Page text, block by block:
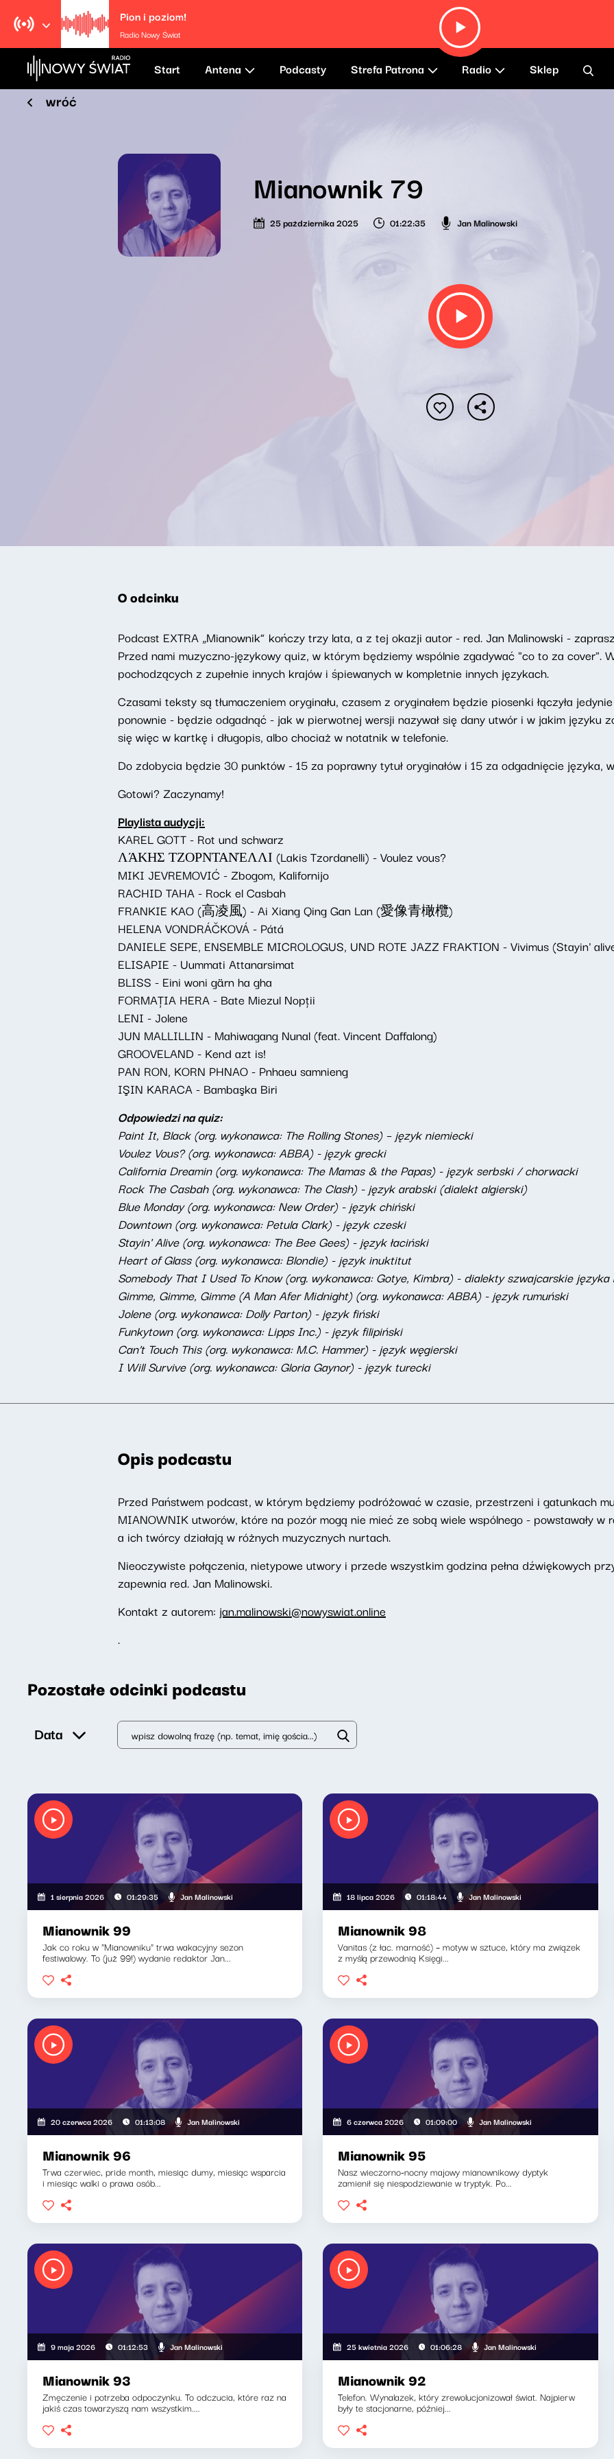
Pion i poziom!
Radio Nowy Świat
Start Antena Podcasty Strefa Patrona Radio Sklep
wróć
Mianownik 79
25 października 2025 01:22:35 Jan Malinowski
O odcinku
Podcast EXTRA „Mianownik” kończy trzy lata, a z tej okazji autor - red. Jan Malinowski -
Przed nami muzyczno-językowy quiz, w którym będziemy wspólnie zgadywać "co to za cover".
pochodzących z zupełnie innych krajów i śpiewanych w kompletnie innych językach.
Czasami teksty są tłumaczeniem oryginału, czasem z oryginałem będzie piosenki łączyła
ponownie - będzie odgadnąć - jak w pierwotnej wersji nazywał się dany utwór i w jakim języku
się więc w kartkę i długopis, albo chociaż w notatnik w telefonie.
Do zdobycia będzie 30 punktów - 15 za poprawny tytuł oryginałów i 15 za odgadnięcie języka,
Gotowi? Zaczynamy!
Playlista audycji:
KAREL GOTT - Rot und schwarz
ΛΆΚΗΣ ΤΖΟΡΝΤΑΝΈΛΛΙ (Lakis Tzordanelli) - Voulez vous?
MIKI JEVREMOVIĆ - Zbogom, Kalifornijo
RACHID TAHA - Rock el Casbah
FRANKIE KAO (高凌風) - Ai Xiang Qing Gan Lan (愛像青橄欖)
HELENA VONDRÁČKOVÁ - Pátá
DANIELE SEPE, ENSEMBLE MICROLOGUS, UND ROTE JAZZ FRAKTION - Vivimus (Stayin'
ELISAPIE - Uummati Attanarsimat
BLISS - Eini woni gärn ha gha
FORMAȚIA HERA - Bate Miezul Nopții
LENI - Jolene
JUN MALLILLIN - Mahiwagang Nunal (feat. Vincent Daffalong)
GROOVELAND - Kend azt is!
PAN RON, KORN PHNAO - Pnhaeu samnieng
IŞIN KARACA - Bambaşka Biri
Odpowiedzi na quiz:
Paint It, Black (org. wykonawca: The Rolling Stones) – język niemiecki
Voulez Vous? (org. wykonawca: ABBA) - język grecki
California Dreamin (org. wykonawca: The Mamas & the Papas) - język serbski / chorwacki
Rock The Casbah (org. wykonawca: The Clash) - język arabski (dialekt algierski)
Blue Monday (org. wykonawca: New Order) - język chiński
Downtown (org. wykonawca: Petula Clark) - język czeski
Stayin' Alive (org. wykonawca: The Bee Gees) - język łaciński
Heart of Glass (org. wykonawca: Blondie) - język inuktitut
Somebody That I Used To Know (org. wykonawca: Gotye, Kimbra) - dialekty szwajcarskie języka
Gimme, Gimme, Gimme (A Man Afer Midnight) (org. wykonawca: ABBA) - język rumuński
Jolene (org. wykonawca: Dolly Parton) - język fiński
Funkytown (org. wykonawca: Lipps Inc.) - język filipiński
Can’t Touch This (org. wykonawca: M.C. Hammer) - język węgierski
I Will Survive (org. wykonawca: Gloria Gaynor) - język turecki
Opis podcastu
Przed Państwem podcast, w którym będziemy podróżować w czasie, przestrzeni i gatunkach
MIANOWNIK utworów, które na pozór mogą nie mieć ze sobą wiele wspólnego - powstawały w
a ich twórcy działają w różnych muzycznych nurtach.
Nieoczywiste połączenia, nietypowe utwory i przede wszystkim godzina pełna dźwiękowych
zapewnia red. Jan Malinowski.
Kontakt z autorem: jan.malinowski@nowyswiat.online
.
Pozostałe odcinki podcastu
Data
1 sierpnia 2026 01:29:35 Jan Malinowski
Mianownik 99
Jak co roku w "Mianowniku" trwa wakacyjny sezon
festiwalowy. To (już 99!) wydanie redaktor Jan...
18 lipca 2026 01:18:44 Jan Malinowski
Mianownik 98
Vanitas (z łac. marność) – motyw w sztuce, który ma związek
z myślą przewodnią Księgi...
20 czerwca 2026 01:13:08 Jan Malinowski
Mianownik 96
Trwa czerwiec, pride month, miesiąc dumy, miesiąc wsparcia
i miesiąc walki o prawa osób...
6 czerwca 2026 01:09:00 Jan Malinowski
Mianownik 95
Nasz wieczorno-nocny majowy mianownikowy dyptyk
zamienił się niespodziewanie w tryptyk. Po...
9 maja 2026 01:12:53 Jan Malinowski
Mianownik 93
Zmęczenie i potrzeba odpoczynku. To odczucia, które raz na
jakiś czas towarzyszą nam wszystkim....
25 kwietnia 2026 01:06:28 Jan Malinowski
Mianownik 92
Telefon. Wynalazek, który zrewolucjonizował świat. Najpierw
były te stacjonarne, później...